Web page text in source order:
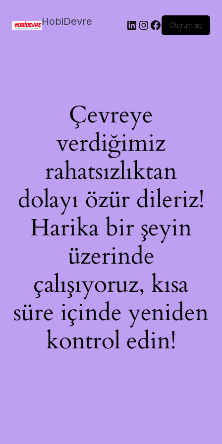
HobiDevre LinkedIn
Instagram
Facebook
Oturum aç
Çevreye
verdiğimiz
rahatsızlıktan
dolayı özür dileriz!
Harika bir şeyin
üzerinde
çalışıyoruz, kısa
süre içinde yeniden
kontrol edin!